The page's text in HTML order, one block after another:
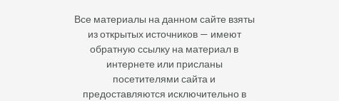
Все материалы на данном сайте взяты
из открытых источников — имеют
обратную ссылку на материал в
интернете или присланы
посетителями сайта и
предоставляются исключительно в